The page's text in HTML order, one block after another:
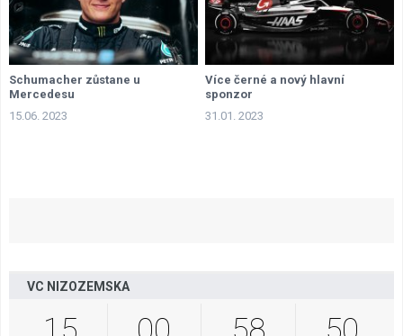
Schumacher zůstane u
Mercedesu
15.06. 2023
Více černé a nový hlavní
sponzor
31.01. 2023
VC NIZOZEMSKA